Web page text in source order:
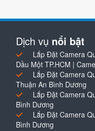
Dịch vụ nổi bật
Lắp Đặt Camera
Dầu Một TP.HCM |
Lắp Đặt Camera
Thuận An Bình Dương
Lắp Đặt Camera
Bình Dương
Lắp Đặt Camera
Bình Dương